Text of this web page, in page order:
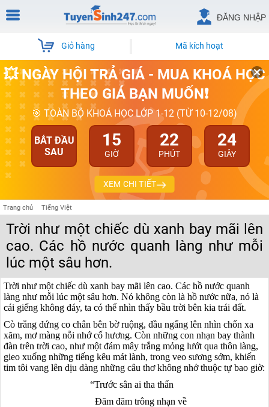
ĐĂNG NHẬP
Giỏ hàng Mã kích hoạt
💥 NGÀY HỘI TRẢ GIÁ - MUA KHOÁ HỌC
THEO GIÁ BẠN MUỐN❗
🎯 TOÀN BỘ KHOÁ HỌC LỚP 1-12 (TỪ 10-12/08)
BẮT ĐẦU
SAU
15
GIỜ
22
PHÚT
24
GIÂY
XEM CHI TIẾT
Trang chủ Tiếng Việt
Trời như một chiếc dù xanh bay mãi lên
cao. Các hồ nước quanh làng như mỗi
lúc một sâu hơn.
Trời như một chiếc dù xanh bay mãi lên cao. Các hồ nước quanh
làng như mỗi lúc một sâu hơn. Nó không còn là hồ nước nữa, nó là
cái giếng không đáy, ta có thể nhìn thấy bầu trời bên kia trái đất.
Cò trắng đứng co chân bên bờ ruộng, đầu ngẩng lên nhìn chốn xa
xăm, mơ màng nỗi nhớ cố hương. Còn những con nhạn bay thành
đàn trên trời cao, như một đám mây trắng mỏng lướt qua thôn làng,
gieo xuống những tiếng kêu mát lành, trong veo sương sớm, khiến
tim tôi vang lên dịu dàng những câu thơ không nhớ thuộc tự bao giờ:
“Trước sân ai tha thẩn
Đăm đăm trông nhạn về